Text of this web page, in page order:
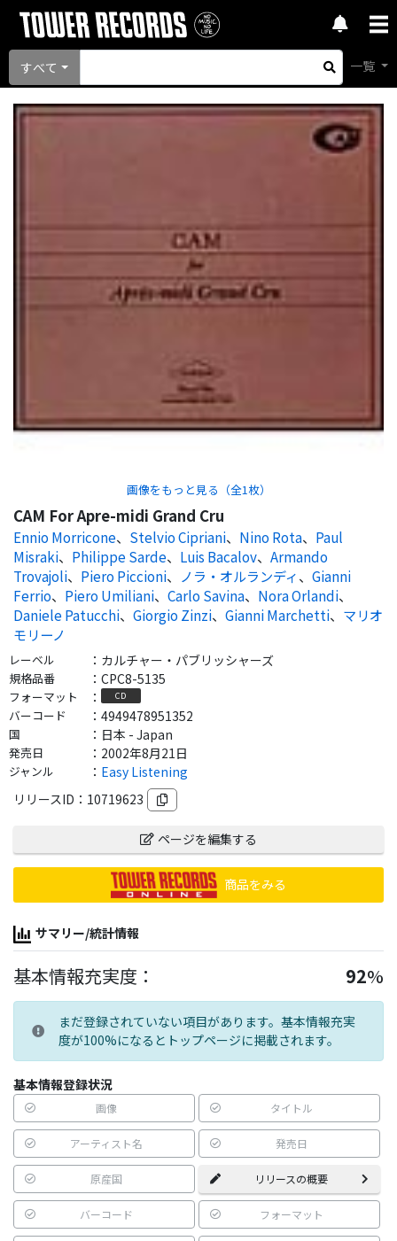
すべて 一覧
画像をもっと見る（全1 枚）
CAM For Apre-midi Grand Cru
Ennio Morricone、 Stelvio Cipriani、 Nino Rota、 Paul
Misraki、 Philippe Sarde、 Luis Bacalov、 Armando
Trovajoli、 Piero Piccioni、 ノラ・オルランディ、 Gianni
Ferrio、 Piero Umiliani、 Carlo Savina、 Nora Orlandi、
Daniele Patucchi、 Giorgio Zinzi、 Gianni Marchetti、 マリオ
モリーノ
レーベル ： カルチャー・パブリッシャーズ
規格品番 ： CPC8-5135
フォーマット ： CD
バーコード ： 4949478951352
国 ： 日本 - Japan
発売日 ： 2002年8月21日
ジャンル ： Easy Listening
リリースID： 10719623
ページを編集する
商品をみる
サマリー/統計情報
基本情報充実度： 92%
まだ登録されていない項目があります。基本情報充実
度が100%になるとトップページに掲載されます。
基本情報登録状況
画像 タイトル
アーティスト名 発売日
原産国 リリースの概要
バーコード フォーマット